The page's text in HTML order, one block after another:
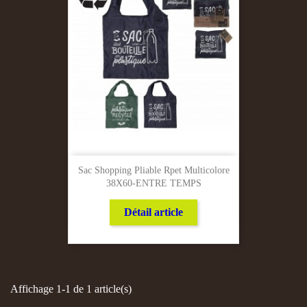
Sac Shopping Pliable Rpet Multicolore
38X60-ENTRE TEMPS
Détail article
Affichage 1-1 de 1 article(s)